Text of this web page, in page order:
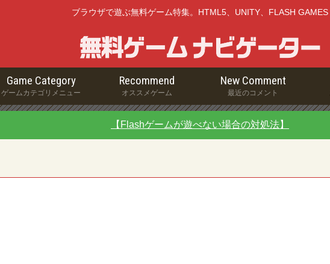
ブラウザで遊ぶ無料ゲーム特集。HTML5、UNITY、FLASH GAMES
Game Category
ゲームカテゴリメニュー
Recommend
オススメゲーム
New Comment
最近のコメント
【Flashゲームが遊べない場合の対処法】